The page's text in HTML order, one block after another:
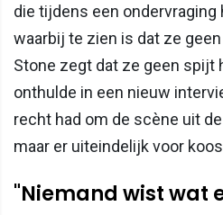
die tijdens een ondervraging
waarbij te zien is dat ze
Stone zegt dat ze geen spijt
onthulde in een nieuw
recht had om de scène uit
maar er uiteindelijk voor
"Niemand wist wat